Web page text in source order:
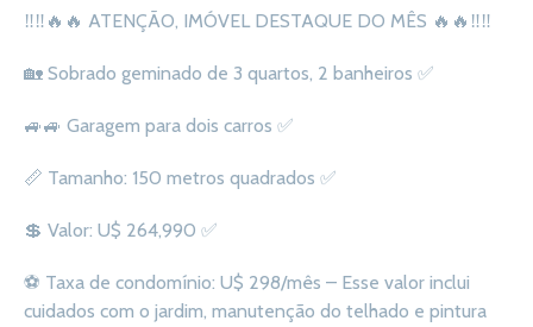
‼‼ 🔥 🔥 ATENÇÃO, IMÓVEL DESTAQUE DO MÊS 🔥 🔥 ‼‼
🏡 Sobrado geminado de 3 quartos, 2 banheiros ✅
🚙🚙 Garagem para dois carros ✅
📏 Tamanho: 150 metros quadrados ✅
💲 Valor: U$ 264,990 ✅
⚽ Taxa de condomínio: U$ 298/mês – Esse valor inclui
cuidados com o jardim, manutenção do telhado e pintura